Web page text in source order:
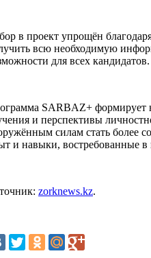
в проект упрощён
всю необходимую
для всех кандидатов.
SARBAZ+ формирует
и перспективы
силам стать
и навыки, востребованные в
zorknews.kz.